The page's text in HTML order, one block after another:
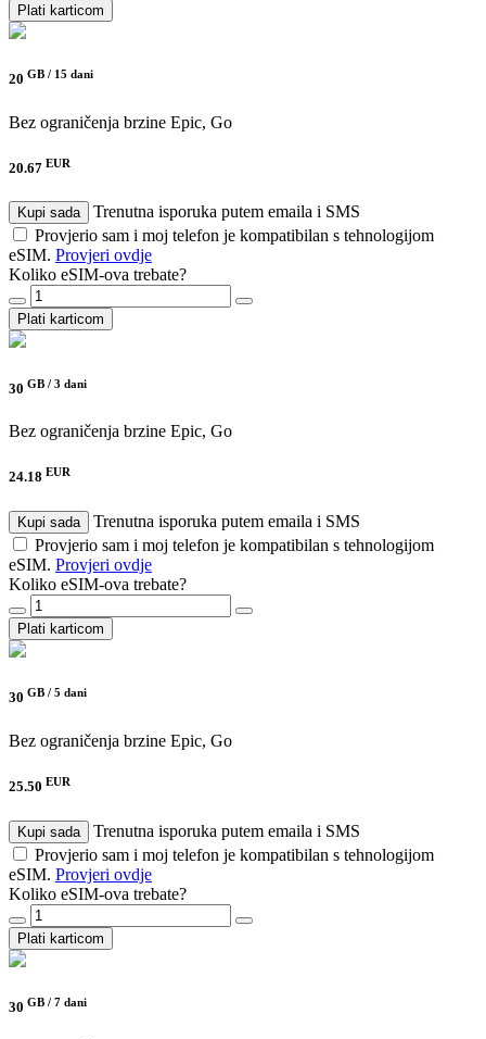
Plati karticom
20 GB / 15 dani
Bez ograničenja brzine Epic, Go
20.67 EUR
Kupi sada
Trenutna isporuka putem emaila i SMS
Provjerio sam i moj telefon je kompatibilan s tehnologijom
eSIM. Provjeri ovdje
Koliko eSIM-ova trebate?
Plati karticom
30 GB / 3 dani
Bez ograničenja brzine Epic, Go
24.18 EUR
Kupi sada
Trenutna isporuka putem emaila i SMS
Provjerio sam i moj telefon je kompatibilan s tehnologijom
eSIM. Provjeri ovdje
Koliko eSIM-ova trebate?
Plati karticom
30 GB / 5 dani
Bez ograničenja brzine Epic, Go
25.50 EUR
Kupi sada
Trenutna isporuka putem emaila i SMS
Provjerio sam i moj telefon je kompatibilan s tehnologijom
eSIM. Provjeri ovdje
Koliko eSIM-ova trebate?
Plati karticom
30 GB / 7 dani